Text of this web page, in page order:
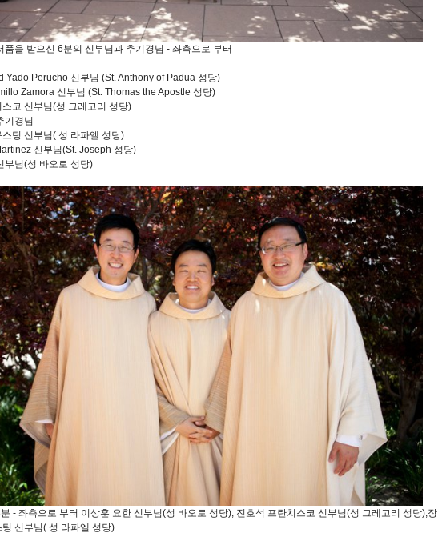
품을 받으신 6분의 신부님과 추기경님 - 좌측으로 부터
Yado Perucho 신부님 (St. Anthony of Padua 성당)
Zamora 신부님 (St. Thomas the Apostle 성당)
코 신부님(성 그레고리 성당)
기경님
팅 신부님( 성 라파엘 성당)
신부님(St. Joseph 성당)
부님(성 바오로 성당)
- 좌측으로 부터 이상훈 요한 신부님(성 바오로 성당), 진호석 프란치스코 신부님(성 그레고리 성당),장
신부님( 성 라파엘 성당)